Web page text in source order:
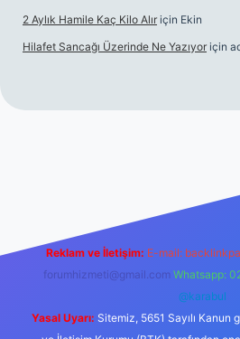
2 Aylık Hamile Kaç Kilo Alır için Ekin
Hilafet Sancağı Üzerinde Ne Yazıyor için
Reklam ve İletişim: E-mail:
forumhizmeti@gmail.com Whatsapp:
@karabul
Yasal Uyarı: Sitemiz, 5651 Sayılı